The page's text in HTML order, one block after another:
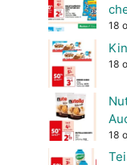
18
18
18